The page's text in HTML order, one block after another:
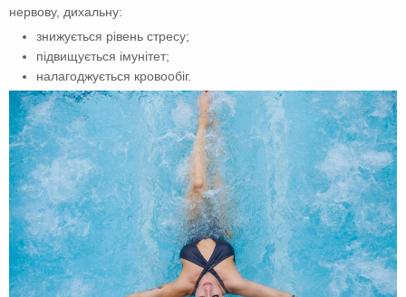
нервову, дихальну:
знижується рівень стресу;
підвищується імунітет;
налагоджується кровообіг.